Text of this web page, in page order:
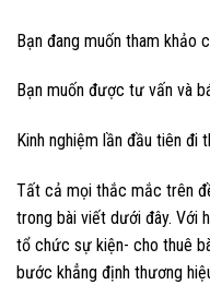
Bạn đang muốn tham khảo
Bạn muốn được tư vấn và
Kinh nghiệm lần đầu tiên đi
Tất cả mọi thắc mắc trên
trong bài viết dưới đây. Với
tổ chức sự kiện- cho thuê
bước khẳng định thương